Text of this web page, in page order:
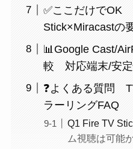
✅ここだけでOK
Stick×Miracastの
📊Google Cast/
較 対応端末/安定
❓よくある質問
ラーリングFAQ
Q1 Fire TV
ム視聴は可能